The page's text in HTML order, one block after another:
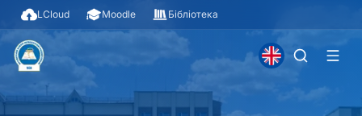
LCloud Moodle Бібліотека